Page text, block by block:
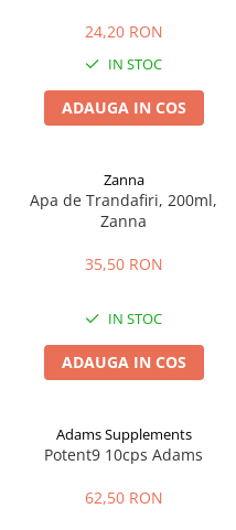
24,20 RON
IN STOC
ADAUGA IN COS
Zanna
Apa de Trandafiri, 200ml,
Zanna
35,50 RON
IN STOC
ADAUGA IN COS
Adams Supplements
Potent9 10cps Adams
62,50 RON